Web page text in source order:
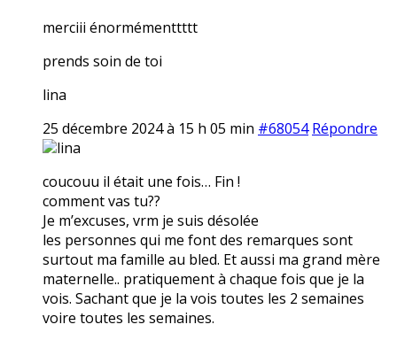
merciii énormémenttttt
prends soin de toi
lina
25 décembre 2024 à 15 h 05 min #68054 Répondre
lina
coucouu il était une fois… Fin !
comment vas tu??
Je m’excuses, vrm je suis désolée
les personnes qui me font des remarques sont
surtout ma famille au bled. Et aussi ma grand mère
maternelle.. pratiquement à chaque fois que je la
vois. Sachant que je la vois toutes les 2 semaines
voire toutes les semaines.